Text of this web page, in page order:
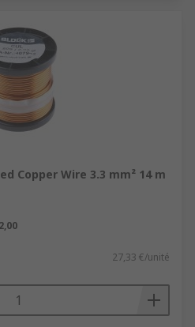
Copper Wire 3.3 mm² 14 m
27,33 €/unité